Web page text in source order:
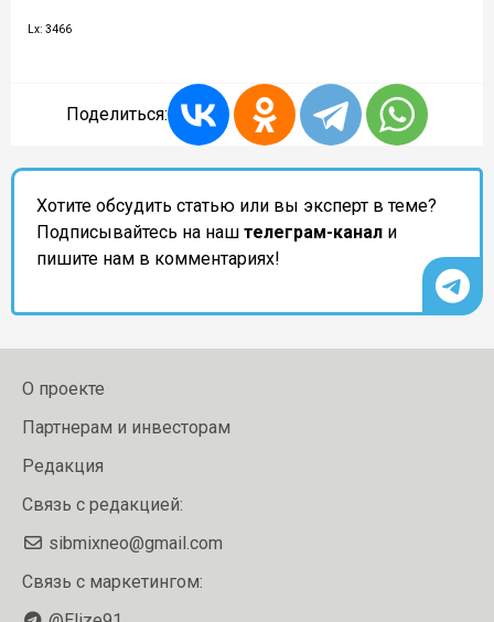
Lx: 3466
Поделиться:
Хотите обсудить статью или вы эксперт в теме?
Подписывайтесь на наш телеграм-канал и
пишите нам в комментариях!
О проекте
Партнерам и инвесторам
Редакция
Связь с редакцией:
sibmixneo@gmail.com
Связь с маркетингом: